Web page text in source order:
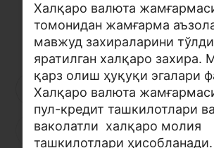
Молиявий саводхонлик бўйича
Видео
Лойиҳалар
Интерактив хизматлар
Фотогалерея
Кирилл алифбоси Лотин
А Б В Г Ғ
Ё Ж З И Й
Халқаро валюта
томонидан жамғарма
мавжуд захираларини
яратилган халқаро захира.
қарз олиш ҳуқуқи эгалари
Халқаро валюта
пул-кредит ташкилотлари
ваколатли халқаро молия
ташкилотлари